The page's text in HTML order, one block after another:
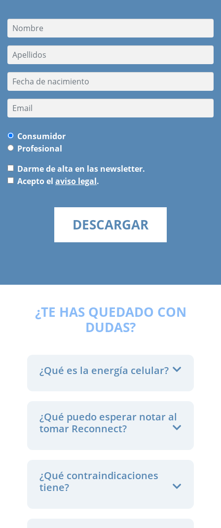
Consumidor
Profesional
Darme de alta en las newsletter.
Acepto el aviso legal.
¿TE HAS QUEDADO CON
DUDAS?
¿Qué es la energía celular?
¿Qué puedo esperar notar al
tomar Reconnect?
¿Qué contraindicaciones
tiene?